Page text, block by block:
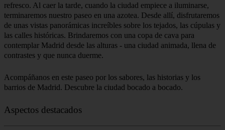
refresco. Al caer la tarde, cuando la ciudad empiece a iluminarse,
terminaremos nuestro paseo en una azotea. Desde allí, disfrutaremos
de unas vistas panorámicas increíbles sobre los tejados, las cúpulas y
las calles históricas. Brindaremos con una copa de cava para
contemplar Madrid desde las alturas - una ciudad animada, llena de
contrastes y que nunca duerme.
Acompáñanos en este paseo por los sabores, las historias y los
barrios de Madrid. Descubre la ciudad bocado a bocado.
Aspectos destacados